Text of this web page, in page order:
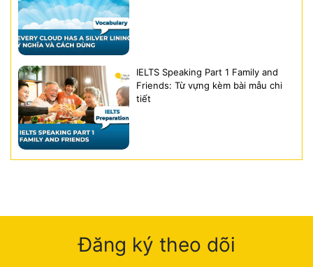
IELTS Speaking Part 1 Family and
Friends: Từ vựng kèm bài mẫu chi
tiết
Đăng ký theo dõi